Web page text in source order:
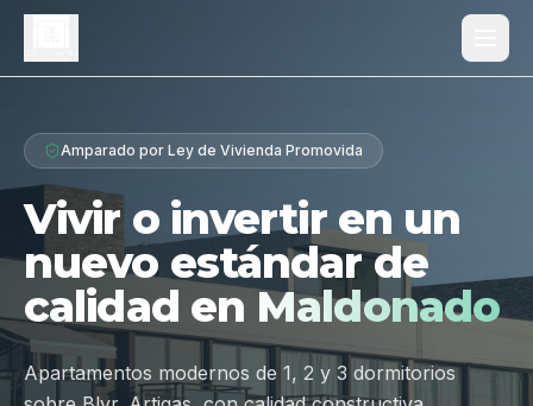
Proyecto
Diferenciales
Tipologías
Galería
Ubicación
Amparado por Ley de Vivienda Promovida
Vivir o invertir en un
nuevo estándar de
calidad en Maldonado
Apartamentos modernos de 1, 2 y 3 dormitorios